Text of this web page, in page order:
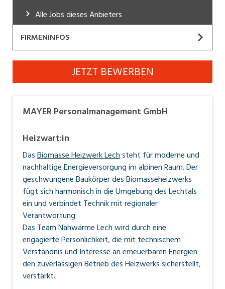
Industrie, Maschinenbau, Anlagenbau,
Produktion
Informatik, Telekommunikation
Kaufm. Berufe, Kundendienst, Verwaltung
Körperpflege, Wellness
Verkauf, Handel, Kundenberatung,
Aussendienst
Sicherheit, Rettung, Polizei, Zoll
Alle Jobs dieses Anbieters
FIRMENINFOS
MAYER Personalmanagement GmbH
Website
Geht es um Beruf, Karriere und Personal ist MAYER
Personalmanagement der starke Partner für
Rankweil und FL-Gamprin setzt sich dafür ein, dass
BewerberInnen die passende Stelle und Unternehmen
die am besten geeigneten MitarbeiterInnen finden - in
Vorarlberg, Liechtenstein, Süddeutschland und der
Ostschweiz.www.mayer.co.at
www.personalmanagement.li
JETZT BEWERBEN
MAYER Personalmanagement GmbH
Heizwart:in
DasBiomasse Heizwerk Lechsteht für moderne und
nachhaltige Energieversorgung im alpinen Raum. Der
geschwungene Baukörper des Biomasseheizwerks
fügt sich harmonisch in die Umgebung des Lechtals
ein und verbindet Technik mit regionaler
Verantwortung.
Das Team Nahwärme Lech wird durch eine
engagierte Persönlichkeit, die mit technischem
Verständnis und Interesse an erneuerbaren Energien
den zuverlässigen Betrieb des Heizwerks sicherstellt,
verstärkt.